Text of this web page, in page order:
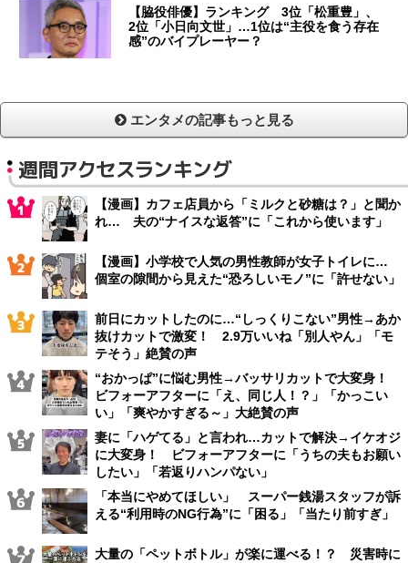
【脇役俳優】ランキング 3位「松重豊」、
2位「小日向文世」…1位は“主役を食う存在
感”のバイプレーヤー？
エンタメの記事もっと見る
週間アクセスランキング
【漫画】カフェ店員から「ミルクと砂糖は？」と聞か
れ… 夫の“ナイスな返答”に「これから使います」
【漫画】小学校で人気の男性教師が女子トイレに…
個室の隙間から見えた“恐ろしいモノ”に「許せない」
前日にカットしたのに…“しっくりこない”男性→あか
抜けカットで激変！ 2.9万いいね「別人やん」「モ
テそう」絶賛の声
“おかっぱ”に悩む男性→バッサリカットで大変身！
ビフォーアフターに「え、同じ人！？」「かっこい
い」「爽やかすぎる～」大絶賛の声
妻に「ハゲてる」と言われ…カットで解決→イケオジ
に大変身！ ビフォーアフターに「うちの夫もお願い
したい」「若返りハンパない」
「本当にやめてほしい」 スーパー銭湯スタッフが訴
える“利用時のNG行為”に「困る」「当たり前すぎ」
大量の「ペットボトル」が楽に運べる！？ 災害時に